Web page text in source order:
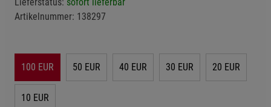
Artikelnummer: 138297
100 EUR 50 EUR 40 EUR 30 EUR 20 EUR
10 EUR